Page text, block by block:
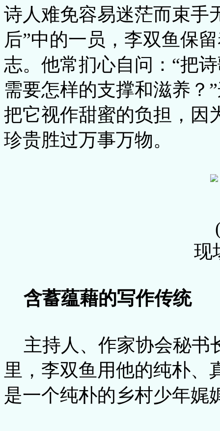
诗人难免容易迷茫而束手
后”中的一员，李双鱼保
志。他常扪心自问：“把
需要怎样的支撑和滋养？
把它视作甜蜜的负担，因
珍贵胜过万事万物。
现
含蓄蕴藉的写作传统
主持人、作家协会秘书
里，李双鱼用他的纯朴、
是一个纯朴的乡村少年娓